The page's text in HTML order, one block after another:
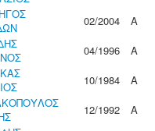
02/2004
Α
04/1996
Α
10/1984
Α
12/1992
Α